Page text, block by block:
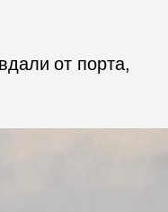
от порта,